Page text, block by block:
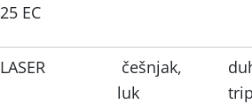
25 EC
LASER
češnjak,
luk